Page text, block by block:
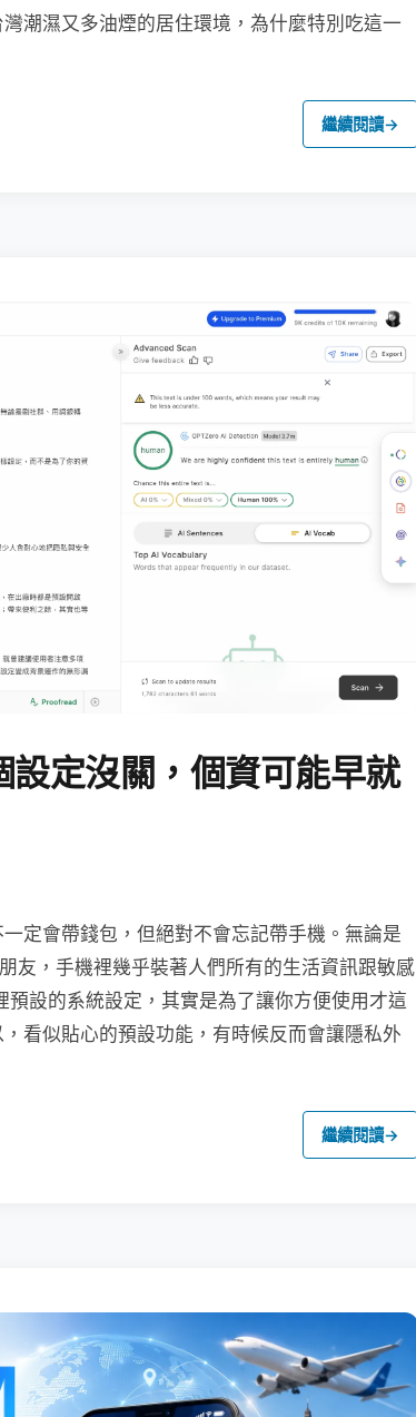
潮濕又多油煙的居住環境，為什麼特別吃這一
繼續閱讀→
定沒關，個資可能早就
定會帶錢包，但絕對不會忘記帶手機。無論是
友，手機裡幾乎裝著人們所有的生活資訊跟敏感
設的系統設定，其實是為了讓你方便使用才這
看似貼心的預設功能，有時候反而會讓隱私外
繼續閱讀→